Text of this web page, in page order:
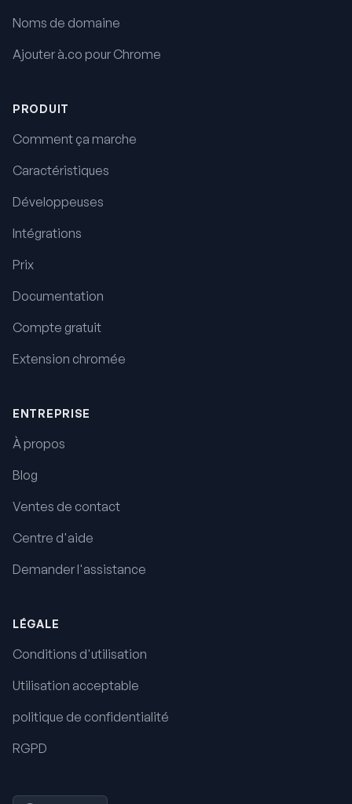
Noms de domaine
Ajouter à.co pour Chrome
PRODUIT
Comment ça marche
Caractéristiques
Développeuses
Intégrations
Prix
Documentation
Compte gratuit
Extension chromée
ENTREPRISE
À propos
Blog
Ventes de contact
Centre d'aide
Demander l'assistance
LÉGALE
Conditions d'utilisation
Utilisation acceptable
politique de confidentialité
RGPD